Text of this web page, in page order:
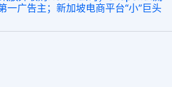
一广告主；新加坡电商平台“小”巨头